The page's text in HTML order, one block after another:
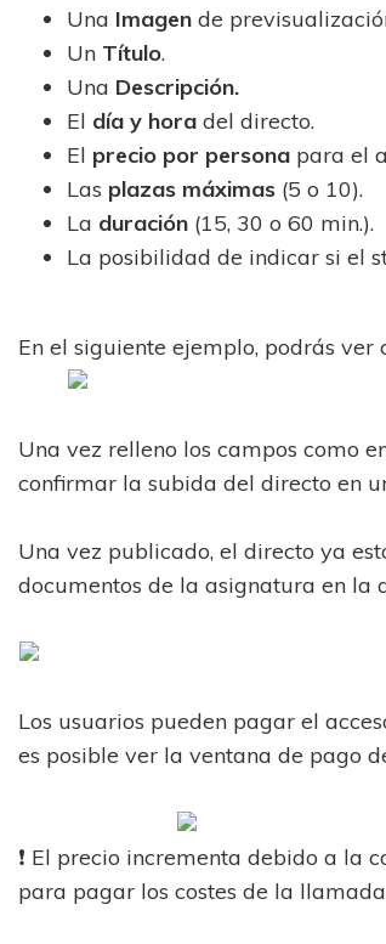
Una Imagen de
Un Título.
Una Descripción.
El día y hora del directo.
El precio por persona para el
Las plazas máximas (5 o 10).
La duración (15, 30 o 60 min.).
La posibilidad de indicar si el
En el siguiente ejemplo, podrás
Una vez relleno los campos como
confirmar la subida del directo en
Una vez publicado, el directo ya
documentos de la asignatura en la
Los usuarios pueden pagar el
es posible ver la ventana de
❗ El precio incrementa debido a
para pagar los costes de la